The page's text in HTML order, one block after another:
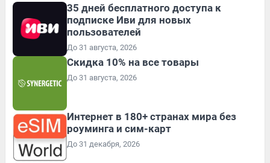
35 дней бесплатного доступа к
подписке Иви для новых
пользователей
До 31 августа, 2026
Скидка 10% на все товары
До 31 августа, 2026
Интернет в 180+ странах мира без
роуминга и сим-карт
До 31 декабря, 2026